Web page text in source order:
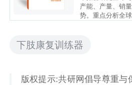
产能、产量、销
势。重点分析全
据为2021至2025
2032年。
下肢康复训练器
版权提示:共研网倡导尊重与